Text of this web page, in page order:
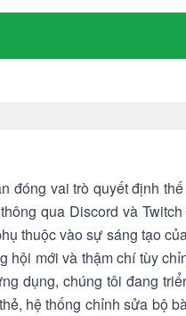
đóng vai trò quyết định
qua Discord và
thuộc vào sự sáng tạo
hội mới và thậm chí tùy
dụng, chúng tôi đang
hệ thống chỉnh sửa bộ